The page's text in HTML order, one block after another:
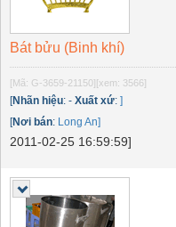
Bát bửu (Binh khí)
[Mã: G-3659-21150][xem: 3566]
[Nhãn hiệu: - Xuất xứ: ]
[Nơi bán: Long An]
2011-02-25 16:59:59]